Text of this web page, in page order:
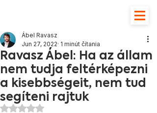
Ravasz Ábel: Ha az állam
nem tudja feltérképezni
a kisebbségeit, nem tud
segíteni rajtuk
Ábel Ravasz
Jun 27, 2022 1 minút čítania
Hodnotenie NaN z 5 hviezdičiek.